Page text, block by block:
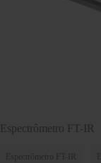
Espectrômetro FT-IR
Espectrômetro FT-IR